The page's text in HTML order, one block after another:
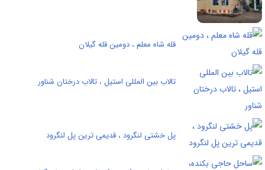
قله شاه معلم ، دومین قله گیلان
تالاب بین المللی استیل ، تالاب درختان شناور
پل خشتی لنگرود ، قدیمی ترین پل لنگرود